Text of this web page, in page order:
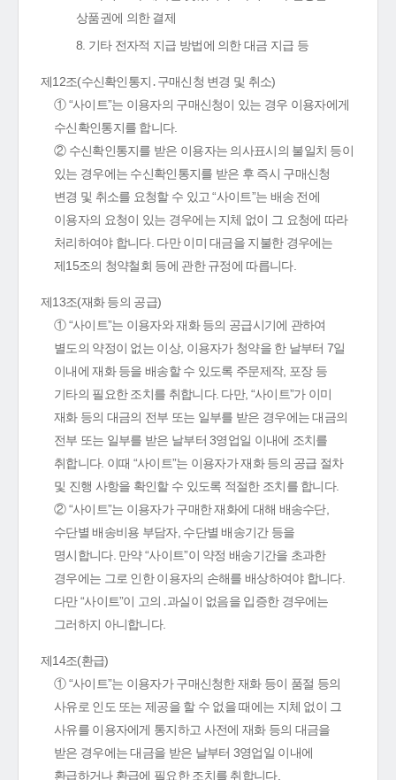
상품권에 의한 결제
8. 기타 전자적 지급 방법에 의한 대금 지급 등
제12조(수신확인통지․구매신청 변경 및 취소)
① “사이트”는 이용자의 구매신청이 있는 경우 이용자에게
수신확인통지를 합니다.
② 수신확인통지를 받은 이용자는 의사표시의 불일치 등이
있는 경우에는 수신확인통지를 받은 후 즉시 구매신청
변경 및 취소를 요청할 수 있고 “사이트”는 배송 전에
이용자의 요청이 있는 경우에는 지체 없이 그 요청에 따라
처리하여야 합니다. 다만 이미 대금을 지불한 경우에는
제15조의 청약철회 등에 관한 규정에 따릅니다.
제13조(재화 등의 공급)
① “사이트”는 이용자와 재화 등의 공급시기에 관하여
별도의 약정이 없는 이상, 이용자가 청약을 한 날부터 7일
이내에 재화 등을 배송할 수 있도록 주문제작, 포장 등
기타의 필요한 조치를 취합니다. 다만, “사이트”가 이미
재화 등의 대금의 전부 또는 일부를 받은 경우에는 대금의
전부 또는 일부를 받은 날부터 3영업일 이내에 조치를
취합니다. 이때 “사이트”는 이용자가 재화 등의 공급 절차
및 진행 사항을 확인할 수 있도록 적절한 조치를 합니다.
② “사이트”는 이용자가 구매한 재화에 대해 배송수단,
수단별 배송비용 부담자, 수단별 배송기간 등을
명시합니다. 만약 “사이트”이 약정 배송기간을 초과한
경우에는 그로 인한 이용자의 손해를 배상하여야 합니다.
다만 “사이트”이 고의․과실이 없음을 입증한 경우에는
그러하지 아니합니다.
제14조(환급)
① “사이트”는 이용자가 구매신청한 재화 등이 품절 등의
사유로 인도 또는 제공을 할 수 없을 때에는 지체 없이 그
사유를 이용자에게 통지하고 사전에 재화 등의 대금을
받은 경우에는 대금을 받은 날부터 3영업일 이내에
환급하거나 환급에 필요한 조치를 취합니다.